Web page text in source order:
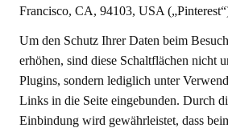
Francisco, CA, 94103, USA
Um den Schutz Ihrer Daten beim
erhöhen, sind diese Schaltflächen nicht
Plugins, sondern lediglich unter
Links in die Seite eingebunden. Durch
Einbindung wird gewährleistet, dass